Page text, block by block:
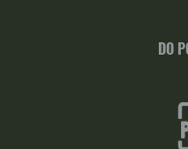
DO